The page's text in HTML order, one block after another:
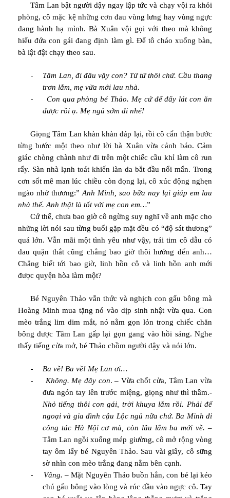
Tâm Lan bật người dậy ngay lập tức và chạy vội ra khỏi
phòng, cô mặc kệ những cơn đau vùng lưng hay vùng ngực
đang hành hạ mình. Bà Xuân vội gọi với theo mà không
hiểu đứa con gái đang định làm gì. Để tô cháo xuống bàn,
bà lật đật chạy theo sau.
-
Tâm Lan, đi đâu vậy con? Từ từ thôi chứ. Cầu thang
trơn lắm, mẹ vừa mới lau nhà.
-
Con qua phòng bé Thảo. Mẹ cứ để đấy lát con ăn
được rồi ạ. Mẹ ngủ sớm đi nhé!
Giọng Tâm Lan khàn khàn đáp lại, rồi cô cẩn thận bước
từng bước một theo như lời bà Xuân vừa cảnh báo. Cảm
giác chòng chành như đi trên một chiếc cầu khỉ làm cô run
rẩy. Sàn nhà lạnh toát khiến làn da bắt đầu nổi mẩn. Trong
cơn sốt mê man lúc chiều còn đọng lại, cô xúc động nghẹn
ngào nhớ thương:” Anh Minh, sao bữa nay lại giúp em lau
nhà thế. Anh thật là tốt với mẹ con em…”
Cứ thế, chưa bao giờ cô ngừng suy nghĩ về anh mặc cho
những lời nói sau từng buổi gặp mặt đều có “độ sát thương”
quá lớn. Vẫn mãi một tình yêu như vậy, trái tim cô dẫu có
đau quặn thắt cũng chẳng bao giờ thôi hướng đến anh…
Chẳng biết tới bao giờ, linh hồn cô và linh hồn anh mới
được quyện hòa làm một?
Bé Nguyên Thảo vẫn thức và nghịch con gấu bông mà
Hoàng Minh mua tặng nó vào dịp sinh nhật vừa qua. Con
mèo trắng lim dim mắt, nó nằm gọn lỏn trong chiếc chăn
bông được Tâm Lan gấp lại gọn gang vào hồi sáng. Nghe
thấy tiếng cửa mở, bé Thảo chồm người dậy và nói lớn.
- Ba về! Ba về! Mẹ Lan ơi…
- Không. Mẹ đây con. – Vừa chốt cửa, Tâm Lan vừa
đưa ngón tay lên trước miệng, giọng như thì thầm.-
Nhỏ tiếng thôi con gái, trời khuya lắm rồi. Phải để
ngoại và gia đình cậu Lộc ngủ nữa chứ. Ba Minh đi
công tác Hà Nội cơ mà, còn lâu lắm ba mới về. –
Tâm Lan ngồi xuống mép giường, cô mở rộng vòng
tay ôm lấy bé Nguyên Thảo. Sau vài giây, cô sững
sờ nhìn con mèo trắng đang nằm bên cạnh.
- Vâng. – Mặt Nguyên Thảo buồn hẳn, con bé lại kéo
chú gấu bông vào lòng và rúc đầu vào ngực cô. Tay